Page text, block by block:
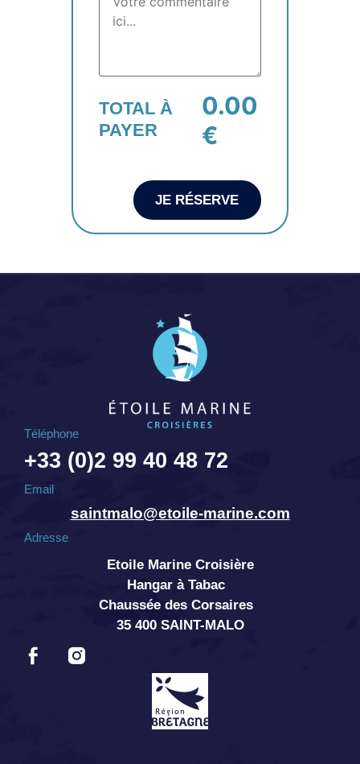
TOTAL À
PAYER
0.00
€
JE RÉSERVE
Téléphone
+33 (0)2 99 40 48 72
Email
saintmalo@etoile-marine.com
Adresse
Etoile Marine Croisière
Hangar à Tabac
Chaussée des Corsaires
35 400 SAINT-MALO